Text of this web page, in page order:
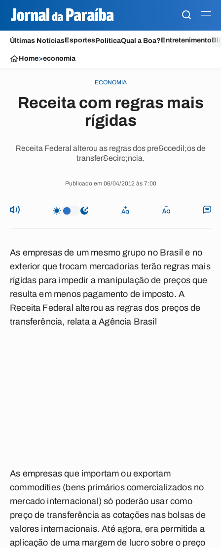
Últimas NotíciasEsportesPolíticaQual a Boa?Entretenimento
Home>economia
ECONOMIA
Receita com regras mais
rígidas
Receita Federal alterou as regras dos pre&ccedil;os de
transfer&ecirc;ncia.
Publicado em 06/04/2012 às 7:00
As empresas de um mesmo grupo no Brasil e no
exterior que trocam mercadorias terão regras mais
rígidas para impedir a manipulação de preços que
resulta em menos pagamento de imposto. A
Receita Federal alterou as regras dos preços de
transferência, relata a Agência Brasil
As empresas que importam ou exportam
commodities (bens primários comercializados no
mercado internacional) só poderão usar como
preço de transferência as cotações nas bolsas de
valores internacionais. Até agora, era permitida a
aplicação de uma margem de lucro sobre o preço